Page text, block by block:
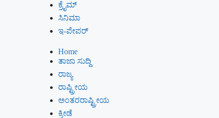
ಕ್ರೈಮ್
ಸಿನಿಮಾ
ಇ-ಪೇಪರ್
Home
ತಾಜಾ ಸುದ್ದಿ
ರಾಜ್ಯ
ರಾಷ್ಟ್ರೀಯ
ಅಂತರರಾಷ್ಟ್ರೀಯ
ಕ್ರೀಡೆ